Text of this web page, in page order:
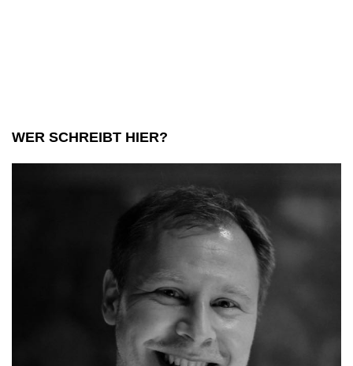
WER SCHREIBT HIER?